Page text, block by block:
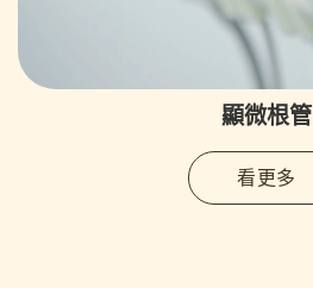
顯微根管
看更多